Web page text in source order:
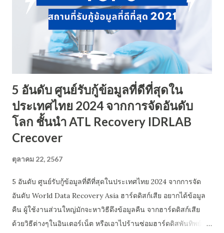
5 อันดับ ศูนย์รับกู้ข้อมูลที่ดีที่สุดใน
ประเทศไทย 2024 จากการจัดอันดับ
โลก ชั้นนำ ATL Recovery IDRLAB
Crecover
ตุลาคม 22, 2567
5 อันดับ ศูนย์รับกู้ข้อมูลที่ดีที่สุดในประเทศไทย 2024 จากการจัด
อันดับ World Data Recovery Asia ฮาร์ดดิสก์เสีย อยากได้ข้อมูล
คืน ผู้ใช้งานส่วนใหญ่มักจะหาวิธีดึงข้อมูลคืน จากฮาร์ดดิสก์เสีย
ด้วยวิธีต่างๆในอินเตอร์เน็ต หรือเอาไปร้านซ่อมฮาร์ดดิสพันทิพย์